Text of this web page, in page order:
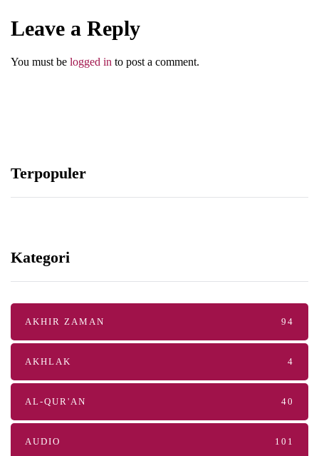
Abu Umar
Leave a Reply
You must be logged in to post a comment.
Terpopuler
Kategori
AKHIR ZAMAN 94
AKHLAK 4
AL-QUR'AN 40
AUDIO 101